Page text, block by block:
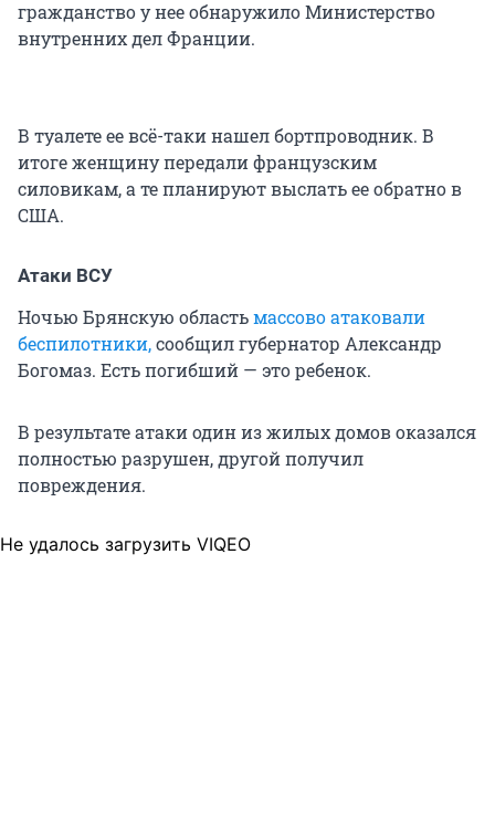
гражданство у нее обнаружило Министерство
внутренних дел Франции.
В туалете ее всё-таки нашел бортпроводник. В
итоге женщину передали французским
силовикам, а те планируют выслать ее обратно в
США.
Атаки ВСУ
Ночью Брянскую областьмассово атаковали
беспилотники,сообщил губернатор Александр
Богомаз. Есть погибший — это ребенок.
В результате атаки один из жилых домов оказался
полностью разрушен, другой получил
повреждения.
Не удалось загрузить VIQEO